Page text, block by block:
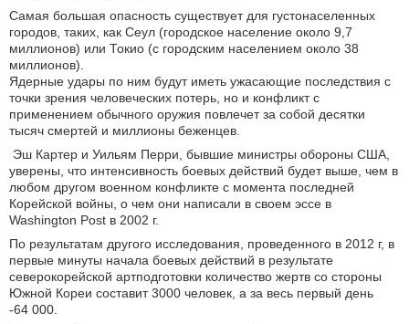
Самая большая опасность существует для густонаселенных
городов, таких, как Сеул (городское население около 9,7
миллионов) или Токио (с городским населением около 38
миллионов).
Ядерные удары по ним будут иметь ужасающие последствия с
точки зрения человеческих потерь, но и конфликт с
применением обычного оружия повлечет за собой десятки
тысяч смертей и миллионы беженцев.
Эш Картер и Уильям Перри, бывшие министры обороны США,
уверены, что интенсивность боевых действий будет выше, чем в
любом другом военном конфликте с момента последней
Корейской войны, о чем они написали в своем эссе в
Washington Post в 2002 г.
По результатам другого исследования, проведенного в 2012 г, в
первые минуты начала боевых действий в результате
северокорейской артподготовки количество жертв со стороны
Южной Кореи составит 3000 человек, а за весь первый день
-64 000.